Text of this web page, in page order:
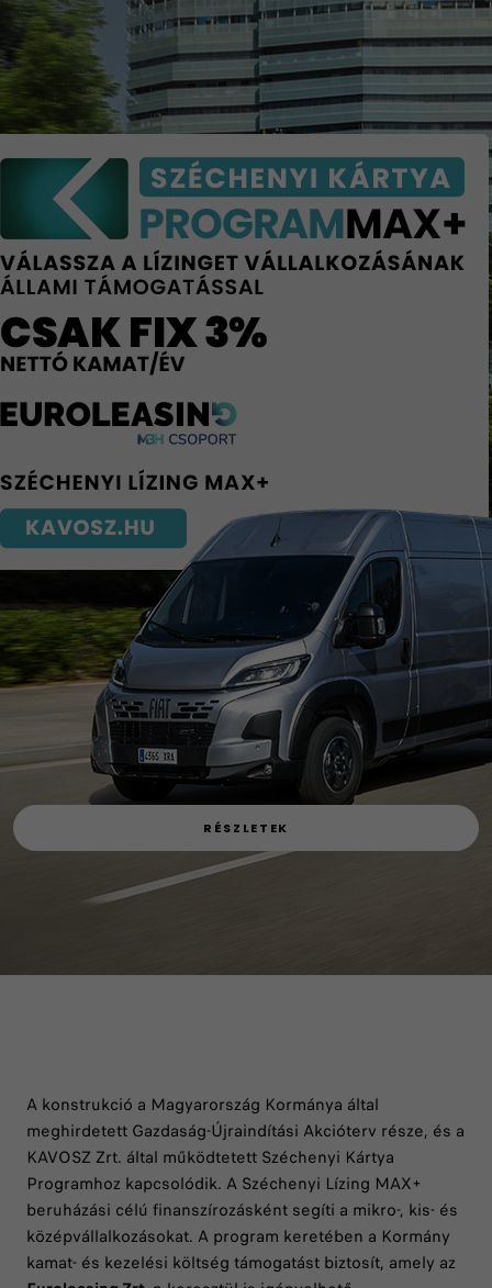
RÉSZLETEK
A konstrukció a Magyarország Kormánya által
meghirdetett Gazdaság-Újraindítási Akcióterv része, és a
KAVOSZ Zrt. által működtetett Széchenyi Kártya
Programhoz kapcsolódik. A Széchenyi Lízing MAX+
beruházási célú finanszírozásként segíti a mikro-, kis- és
középvállalkozásokat. A program keretében a Kormány
kamat- és kezelési költség támogatást biztosít, amely az